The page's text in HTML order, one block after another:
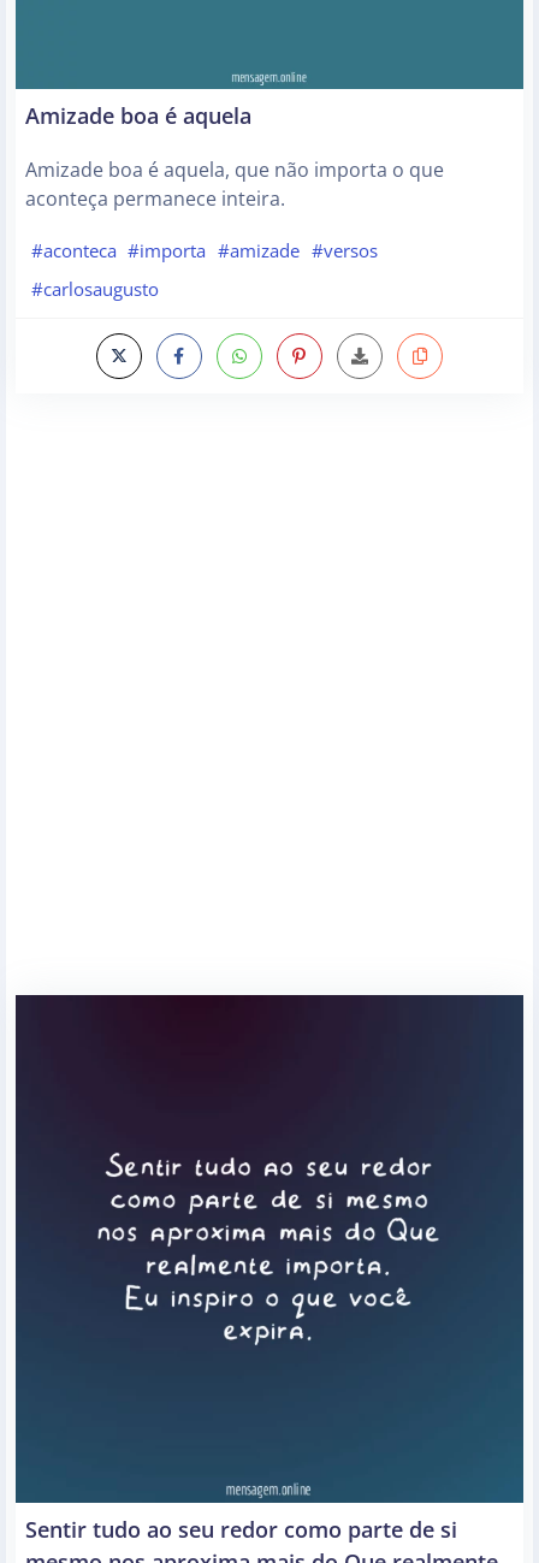
Amizade boa é aquela
Amizade boa é aquela, que não importa o que
aconteça permanece inteira.
#aconteca #importa #amizade #versos
#carlosaugusto
Sentir tudo ao seu redor como parte de si